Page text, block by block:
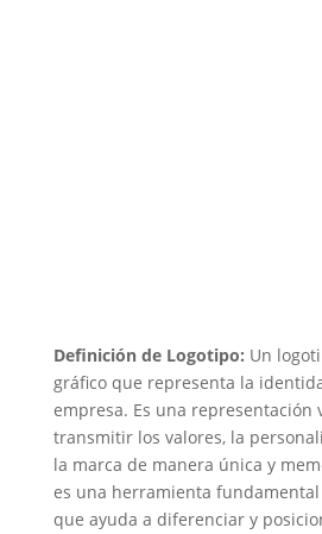
Definición de Logotipo: Un
gráfico que representa la
empresa. Es una representación
transmitir los valores, la
la marca de manera única y
es una herramienta
que ayuda a diferenciar y